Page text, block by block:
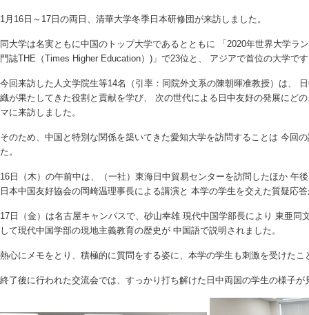
1月16日～17日の両日、清華大学冬季日本研修団が来訪しました。
同大学は名実ともに中国のトップ大学であるとともに 「2020年世界大学ラ
門誌THE（Times Higher Education）)」で23位と、 アジアで首位の大学で
今回来訪した人文学院生等14名（引率：同院外文系の陳朝暉准教授）は、
織が果たしてきた役割と貢献を学び、 次の世代による日中友好の発展にど
マに来訪しました。
そのため、中国と特別な関係を築いてきた愛知大学を訪問することは 今回
た。
16日（木）の午前中は、（一社）東海日中貿易センターを訪問したほか 午
日本中国友好協会の岡崎温理事長による講演と 本学の学生を交えた質疑応
17日（金）は名古屋キャンパスで、砂山幸雄 現代中国学部長により 東亜同
して現代中国学部の現地主義教育の歴史が 中国語で説明されました。
熱心にメモをとり、積極的に質問をする姿に、本学の学生も刺激を受けたこ
終了後に行われた交流会では、すっかり打ち解けた日中両国の学生の様子が